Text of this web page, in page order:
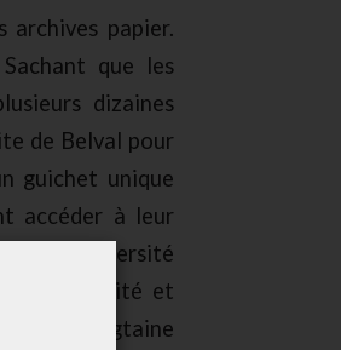
papier.
que les
dizaines
de Belval pour
guichet unique
accéder à leur
l’Université
l’Université et
d’une vingtaine